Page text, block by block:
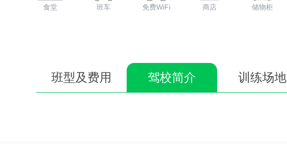
食堂 班车 免费WiFi 商店 储物柜
班型及费用 驾校简介 训练场地